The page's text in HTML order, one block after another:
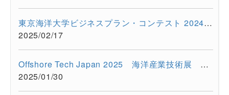
東京海洋大学ビジネスプラン・コンテスト 2024を開催しました
2025/02/17
Offshore Tech Japan 2025 海洋産業技術展 ー海洋資源の利活用...
2025/01/30